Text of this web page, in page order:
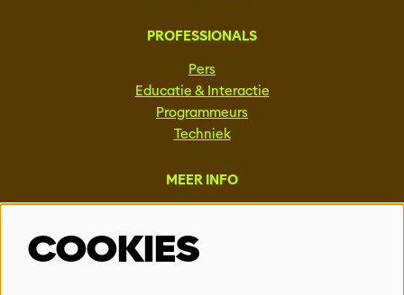
PROFESSIONALS
Pers
Educatie & Interactie
Programmeurs
Techniek
MEER INFO
Vacatures
Events & Partnerships
COOKIES